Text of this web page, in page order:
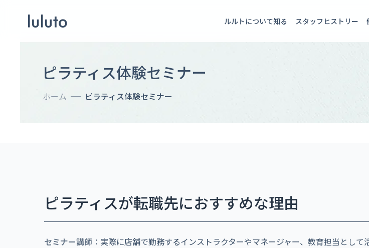
ルルトについて知る スタッフヒストリー
ピラティス体験セミナー
ホーム ピラティス体験セミナー
ピラティスが転職先におすすめな理由
セミナー講師： 実際に店舗で勤務するインストラクターやマネージャー、教育担当として